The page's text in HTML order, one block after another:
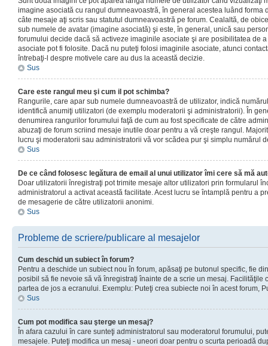
imagine asociată cu rangul dumneavoastră, în general acestea luând forma
câte mesaje aţi scris sau statutul dumneavoastră pe forum. Cealaltă, de
sub numele de avatar (imagine asociată) şi este, în general, unică sau
forumului decide dacă să activeze imaginile asociate şi are posibilitatea de
asociate pot fi folosite. Dacă nu puteţi folosi imaginile asociate, atunci
întrebaţi-l despre motivele care au dus la această decizie.
Sus
Care este rangul meu şi cum il pot schimba?
Rangurile, care apar sub numele dumneavoastră de utilizator, indică
identifică anumiţi utilizatori (de exemplu moderatorii şi administratorii). În
denumirea rangurilor forumului faţă de cum au fost specificate de către
abuzaţi de forum scriind mesaje inutile doar pentru a vă creşte rangul.
lucru şi moderatorii sau administratorii vă vor scădea pur şi simplu numărul
Sus
De ce când folosesc legătura de email al unui utilizator îmi cere să mă
Doar utilizatorii înregistraţi pot trimite mesaje altor utilizatori prin formularul
administratorul a activat această facilitate. Acest lucru se întamplă pentru a
de mesagerie de către utilizatorii anonimi.
Sus
Probleme de scriere/publicare al mesajelor
Cum deschid un subiect în forum?
Pentru a deschide un subiect nou în forum, apăsaţi pe butonul specific, fie
posibil să fie nevoie să vă înregistraţi înainte de a scrie un mesaj. Facilităţile
partea de jos a ecranului. Exemplu: Puteţi crea subiecte noi în acest forum,
Sus
Cum pot modifica sau şterge un mesaj?
În afara cazului în care sunteţi administratorul sau moderatorul forumului,
mesajele. Puteţi modifica un mesaj - uneori doar pentru o scurta perioadă